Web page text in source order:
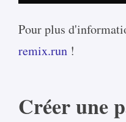
Pour plus
remix.run !
Créer une